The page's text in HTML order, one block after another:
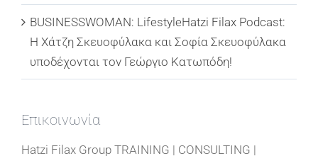
BUSINESSWOMAN: LifestyleHatzi Filax Podcast:
Η Χάτζη Σκευοφύλακα και Σοφία Σκευοφύλακα
υποδέχονται τον Γεώργιο Κατωπόδη!
Επικοινωνία
Hatzi Filax Group TRAINING | CONSULTING |